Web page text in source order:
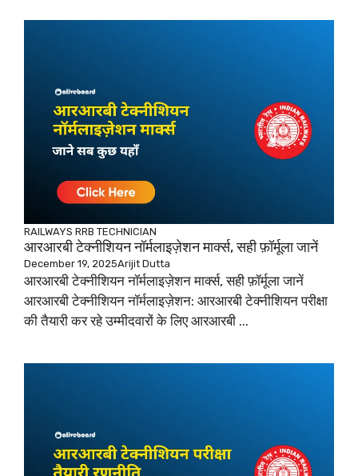
RAILWAYS RRB TECHNICIAN
आरआरबी टेक्नीशियन नॉर्मलाइज़ेशन मार्क्स, सही फ़ॉर्मूला जानें
December 19, 2025Arijit Dutta
आरआरबी टेक्नीशियन नॉर्मलाइज़ेशन मार्क्स, सही फ़ॉर्मूला जानें
आरआरबी टेक्नीशियन नॉर्मलाइज़ेशन: आरआरबी टेक्नीशियन परीक्षा
की तैयारी कर रहे उम्मीदवारों के लिए आरआरबी ...